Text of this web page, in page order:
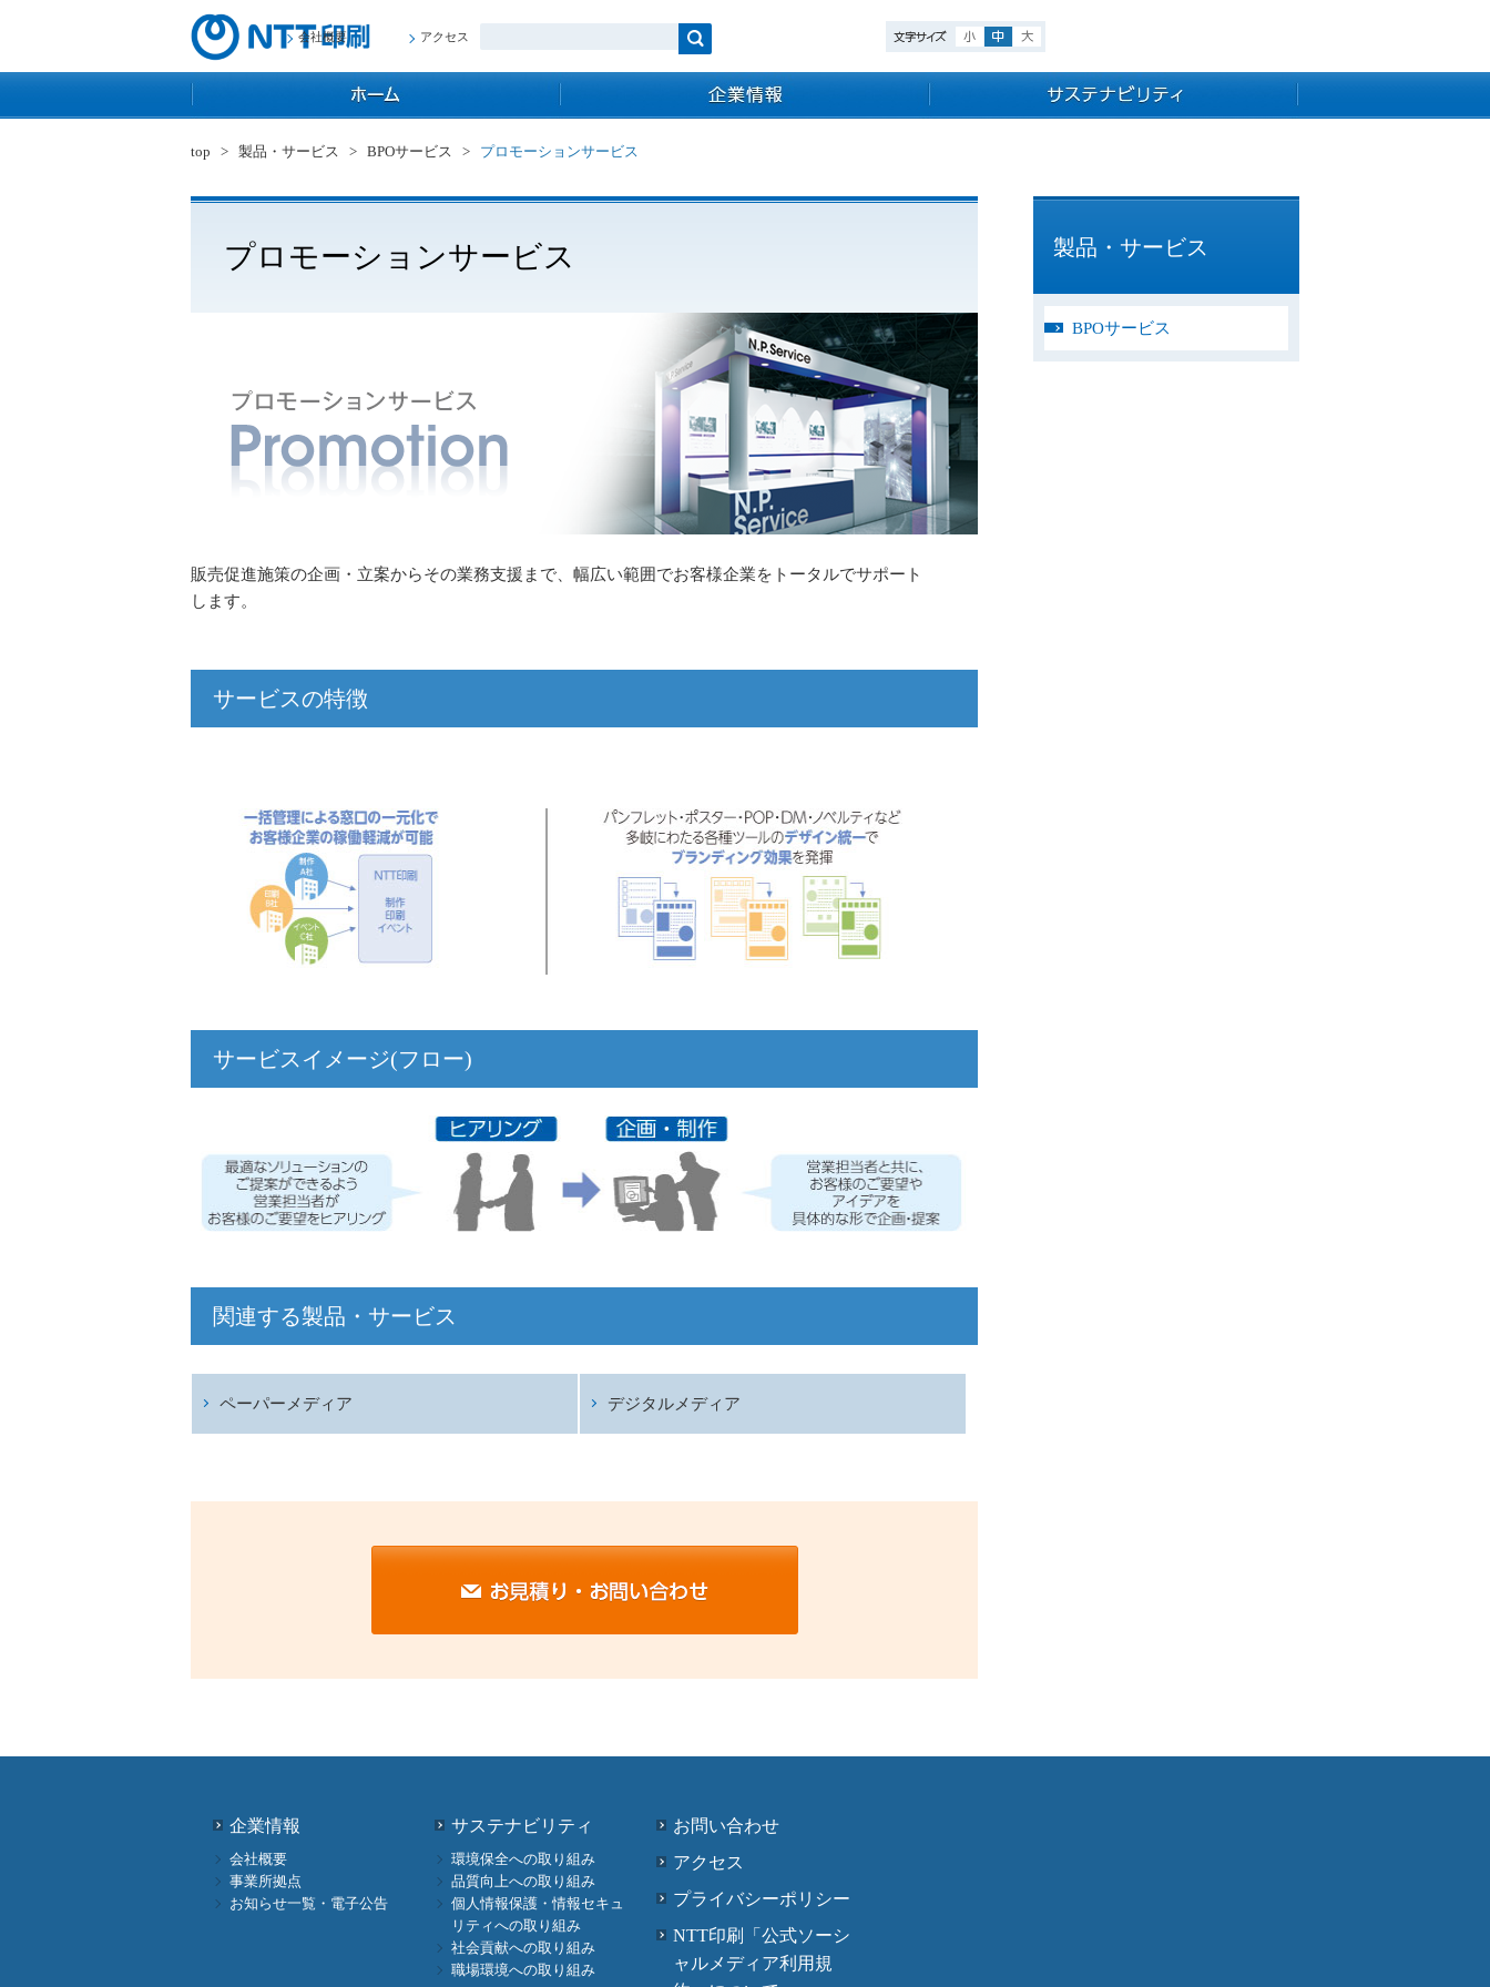
会社概要 アクセス 小 中
top > 製品・サービス > BPOサービス > プロモーションサービス
プロモーションサービス
販売促進施策の企画・立案からその業務支援まで、幅広い範囲でお客様企業をトータルでサポート
します。
サービスの特徴
サービスイメージ(フロー)
関連する製品・サービス
ペーパーメディア デジタルメディア
製品・サービス
BPOサービス
企業情報
会社概要
事業所拠点
お知らせ一覧・電子公告
サステナビリティ
環境保全への取り組み
品質向上への取り組み
個人情報保護・情報セキュ
リティへの取り組み
社会貢献への取り組み
職場環境への取り組み
お問い合わせ
アクセス
プライバシーポリシー
NTT印刷「公式ソーシ
ャルメディア利用規